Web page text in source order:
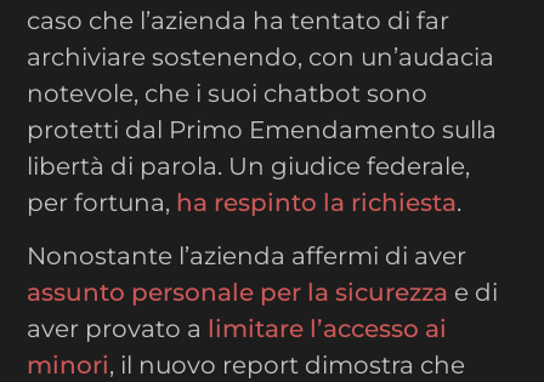
caso che l’azienda ha tentato di far
archiviare sostenendo, con un’audacia
notevole, che i suoi chatbot sono
protetti dal Primo Emendamento sulla
libertà di parola. Un giudice federale,
per fortuna, ha respinto la richiesta.
Nonostante l’azienda affermi di aver
assunto personale per la sicurezza e di
aver provato a limitare l’accesso ai
minori, il nuovo report dimostra che